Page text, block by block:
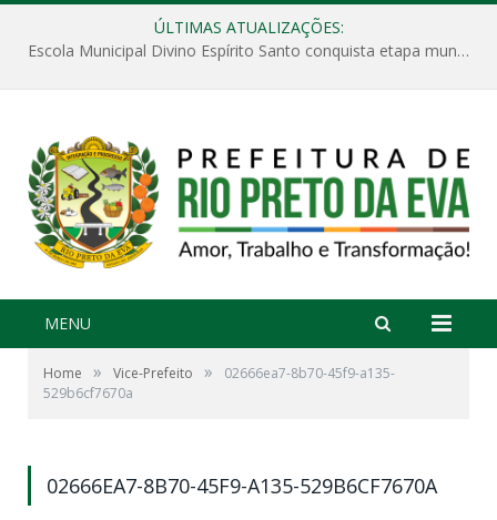
ÚLTIMAS ATUALIZAÇÕES:
Escola Municipal Divino Espírito Santo conquista etapa municipal da V Feira Amazonense de Matemática
MENU
Home » Vice-Prefeito »
02666ea7-8b70-45f9-a135-
529b6cf7670a
02666EA7-8B70-45F9-A135-529B6CF7670A